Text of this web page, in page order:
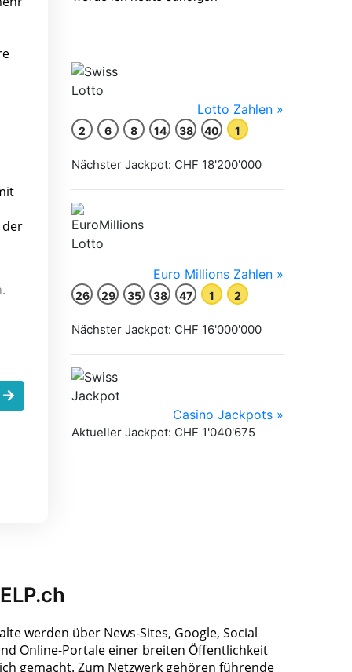
der
werden über News-Sites, Google, Social
Online-Portale einer breiten Öffentlichkeit
gemacht. Zum Netzwerk gehören führende